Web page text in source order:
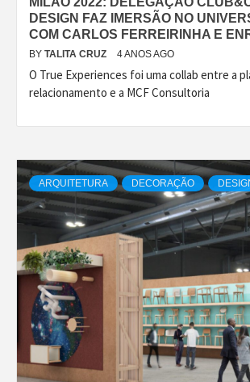
DESIGN FAZ IMERSÃO NO
COM CARLOS FERREIRINHA E
BY TALITA CRUZ 4 ANOS AGO
O True Experiences foi uma collab entre a
relacionamento e a MCF Consultoria
ARQUITETURA DECORAÇÃO